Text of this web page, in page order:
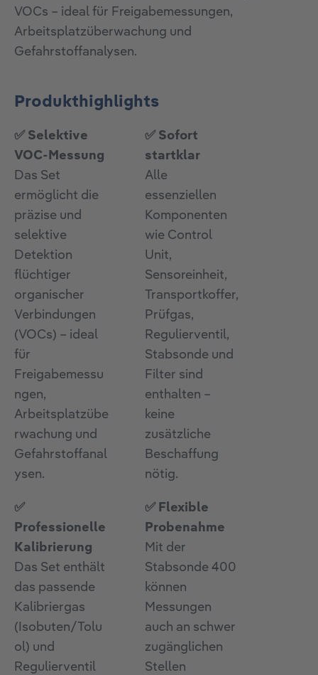
VOCs – ideal für Freigabemessungen,
Arbeitsplatzüberwachung und
Gefahrstoffanalysen.
Produkthighlights
✅ Selektive
VOC-Messung
Das Set
ermöglicht die
präzise und
selektive
Detektion
flüchtiger
organischer
Verbindungen
(VOCs) – ideal
für
Freigabemessu
ngen,
Arbeitsplatzübe
rwachung und
Gefahrstoffanal
ysen.
✅ Sofort
startklar
Alle
essenziellen
Komponenten
wie Control
Unit,
Sensoreinheit,
Transportkoffer,
Prüfgas,
Regulierventil,
Stabsonde und
Filter sind
enthalten –
keine
zusätzliche
Beschaffung
nötig.
✅
Professionelle
Kalibrierung
Das Set enthält
das passende
Kalibriergas
(Isobuten/Tolu
ol) und
Regulierventil
✅ Flexible
Probenahme
Mit der
Stabsonde 400
können
Messungen
auch an schwer
zugänglichen
Stellen